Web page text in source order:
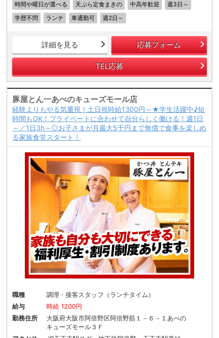
時間や曜日が選べる
天ぷら定食まきの 中高年歓迎
週3日～
学歴不問
ランチ 車通勤可 週2日～
詳細を見る 応募フォーム
TEL応募
豚屋とん一あべのキューズモール店
経験よりもやる気重視！土日祝時給1300円～★学生活躍中♪短
時間もOK！プライベートに合わせて自分らしく働ける！週1日
～／1日3h～◎お子さまが月最大5千円まで無償で食事を楽しめ
る家族食堂スタート！
職種
調理・接客スタッフ（ランチタイム）
給与
時給 1200円
勤務住所
大阪府大阪市阿倍野区阿倍野筋１－６－１あべの
キューズモール３Ｆ